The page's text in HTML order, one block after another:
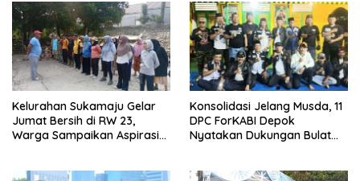
Kelurahan Sukamaju Gelar
Jumat Bersih di RW 23,
Warga Sampaikan Aspirasi
Konsolidasi Jelang Musda, 11
DPC ForKABI Depok
Nyatakan Dukungan Bulat